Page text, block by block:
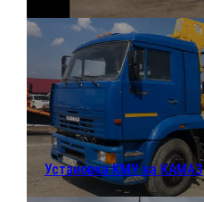
Установка КМУ на КАМАЗ